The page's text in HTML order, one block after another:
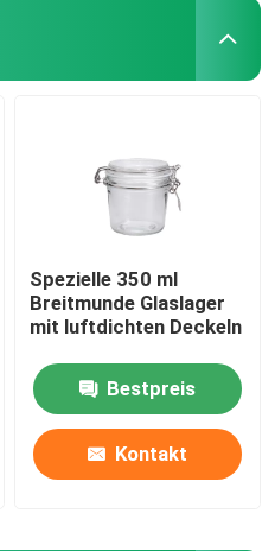
Spezielle 350 ml
Breitmunde Glaslager
mit luftdichten Deckeln
Bestpreis
Kontakt